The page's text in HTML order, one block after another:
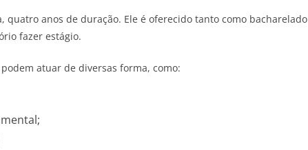
quatro anos de duração. Ele é oferecido tanto como bacharelado
fazer estágio.
atuar de diversas forma, como: